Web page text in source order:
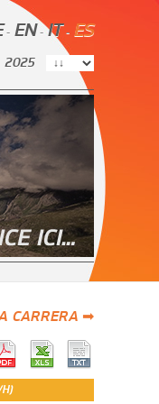
- EN- IT - ES
2025
CARRERA ➡
H)